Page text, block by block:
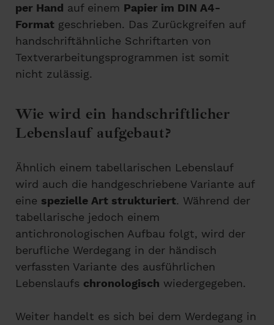
per Hand auf einem Papier im DIN A4-
Format geschrieben. Das Zurückgreifen auf
handschriftähnliche Schriftarten von
Textverarbeitungsprogrammen ist somit
nicht zulässig.
Wie wird ein handschriftlicher
Lebenslauf aufgebaut?
Ähnlich einem tabellarischen Lebenslauf
wird auch die handgeschriebene Variante auf
eine spezielle Art strukturiert. Während der
tabellarische jedoch einem
antichronologischen Aufbau folgt, wird der
berufliche Werdegang in der händisch
verfassten Variante des ausführlichen
Lebenslaufs chronologisch wiedergegeben.
Weiter handelt es sich bei dem Werdegang in